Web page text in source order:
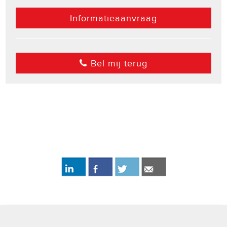
Informatieaanvraag
Bel mij terug